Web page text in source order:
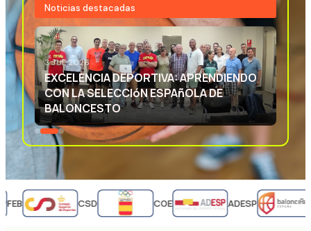
Noticias destacadas
3 JUL 2026
EXCELENCIA DEPORTIVA: APRENDIENDO
CON LA SELECCIóN ESPAñOLA DE
BALONCESTO
FEB CSD COE ADESP